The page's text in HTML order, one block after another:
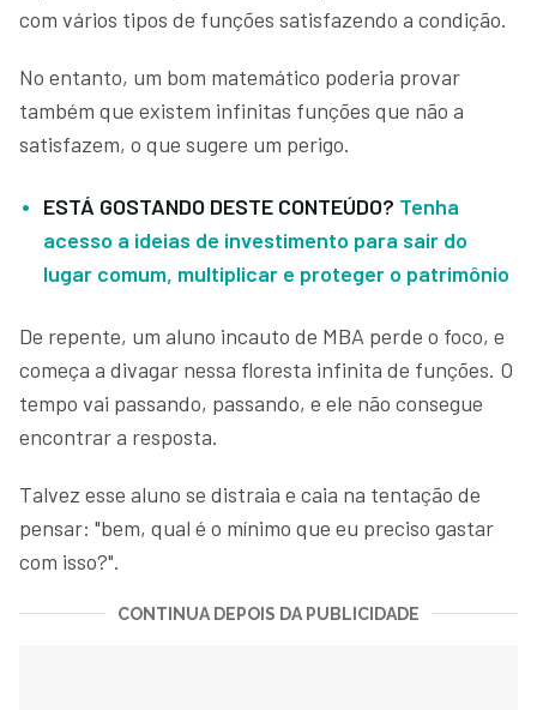
com vários tipos de funções satisfazendo a condição.
No entanto, um bom matemático poderia provar
também que existem infinitas funções que não a
satisfazem, o que sugere um perigo.
ESTÁ GOSTANDO DESTE CONTEÚDO? Tenha
acesso a ideias de investimento para sair do
lugar comum, multiplicar e proteger o patrimônio
De repente, um aluno incauto de MBA perde o foco, e
começa a divagar nessa floresta infinita de funções. O
tempo vai passando, passando, e ele não consegue
encontrar a resposta.
Talvez esse aluno se distraia e caia na tentação de
pensar: "bem, qual é o mínimo que eu preciso gastar
com isso?".
CONTINUA DEPOIS DA PUBLICIDADE